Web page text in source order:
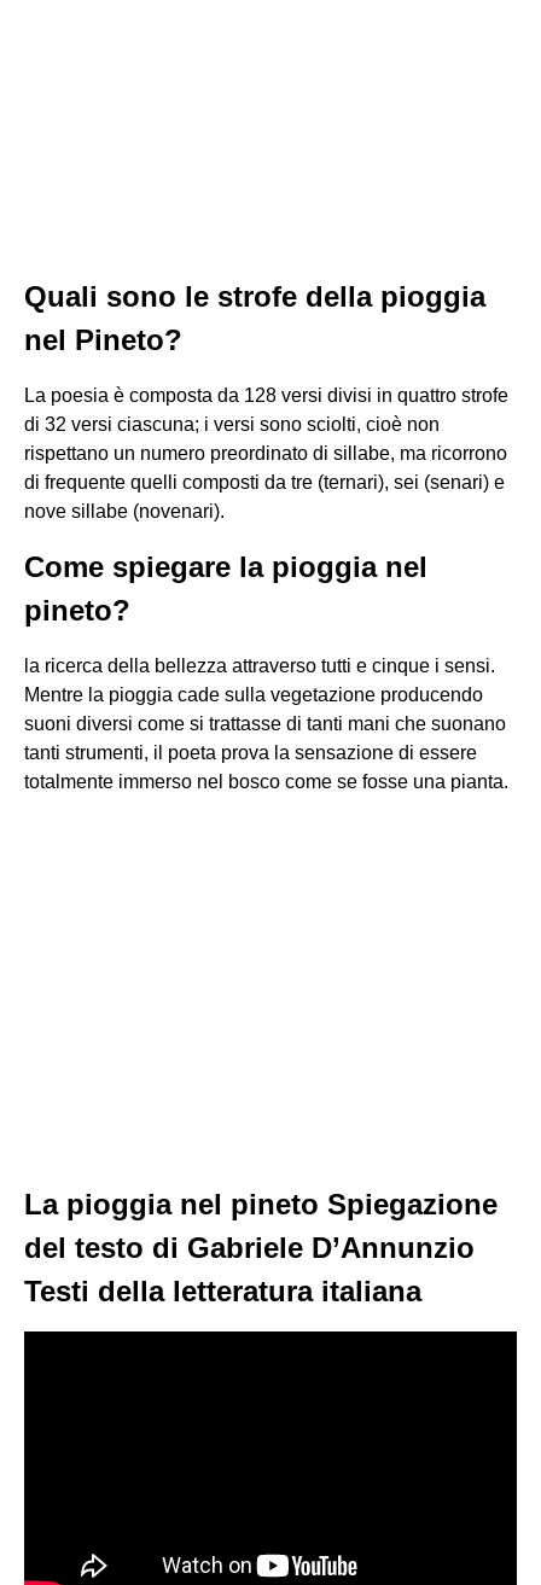
Quali sono le strofe della pioggia
nel Pineto?
La poesia è composta da 128 versi divisi in quattro strofe
di 32 versi ciascuna; i versi sono sciolti, cioè non
rispettano un numero preordinato di sillabe, ma ricorrono
di frequente quelli composti da tre (ternari), sei (senari) e
nove sillabe (novenari).
Come spiegare la pioggia nel
pineto?
la ricerca della bellezza attraverso tutti e cinque i sensi.
Mentre la pioggia cade sulla vegetazione producendo
suoni diversi come si trattasse di tanti mani che suonano
tanti strumenti, il poeta prova la sensazione di essere
totalmente immerso nel bosco come se fosse una pianta.
La pioggia nel pineto Spiegazione
del testo di Gabriele D’Annunzio
Testi della letteratura italiana